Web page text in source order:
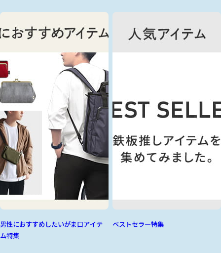
男性におすすめしたいがま口アイテ
ム特集
ベストセラー特集